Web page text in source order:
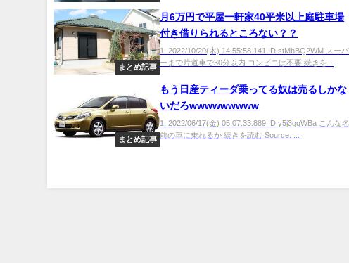
まとめ記事
月6万円で平屋一軒家40平米以上庭駐車場
付き借りられるところない？？
1: 2022/10/20(木) 14:55:58.141 ID:stMhBQ2WM スーパ
ーまで片道車で30分以内 コンビニは不要 続きを...
まとめ記事
もう日産ティーダ乗ってる奴は売るしかな
いだろwwwwwwwww
1: 2022/06/17(金) 05:07:33.889 ID:y5j3gqWBa こんな名
前の車に乗れるか 続きを読む Source: ...